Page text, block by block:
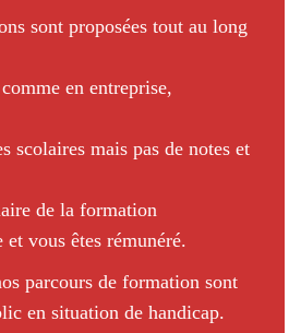
sont proposées tout au long
en entreprise,
scolaires mais pas de notes et
de la formation
vous êtes rémunéré.
parcours de formation sont
en situation de handicap.